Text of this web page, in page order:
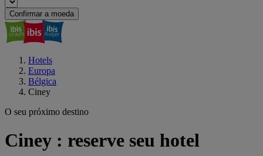
Confirmar a moeda
Hotels
Europa
Bélgica
Ciney
O seu próximo destino
Ciney : reserve seu hotel